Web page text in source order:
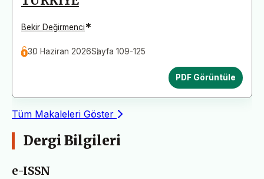
Bekir Değirmenci*
30 Haziran 2026Sayfa 109-125
PDF Görüntüle
Tüm Makaleleri Göster
Dergi Bilgileri
e-ISSN